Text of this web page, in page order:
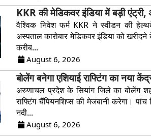
KKR की मेडिकवर इंडिया में बड़ी एंट्री,
वैश्विक निवेश फर्म KKR ने स्वीडन की
अस्पताल कारोबार मेडिकवर इंडिया को
करीब...
August 6, 2026
बोलेंग बनेगा एशियाई राफ्टिंग का नया
अरुणाचल प्रदेश के सियांग जिले का बोलेंग
राफ्टिंग चैंपियनशिप्स की मेजबानी करेगा। पांच
नदी...
August 6, 2026